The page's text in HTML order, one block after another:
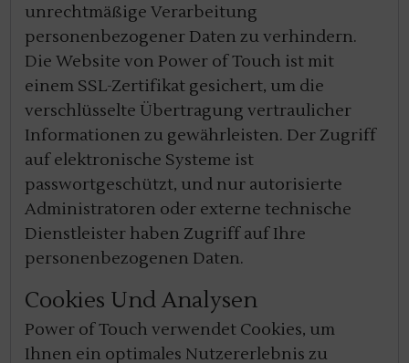
unrechtmäßige Verarbeitung
personenbezogener Daten zu verhindern.
Die Website von Power of Touch ist mit
einem SSL-Zertifikat gesichert, um die
verschlüsselte Übertragung vertraulicher
Informationen zu gewährleisten. Der Zugriff
auf elektronische Systeme ist
passwortgeschützt, und nur autorisierte
Administratoren oder externe technische
Dienstleister haben Zugriff auf Ihre
personenbezogenen Daten.
Cookies Und Analysen
Power of Touch verwendet Cookies, um
Ihnen ein optimales Nutzererlebnis zu